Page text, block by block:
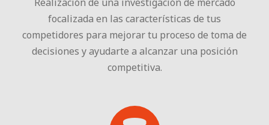
focalizada en las características de tus
competidores para mejorar tu proceso de toma de
decisiones y ayudarte a alcanzar una posición
competitiva.